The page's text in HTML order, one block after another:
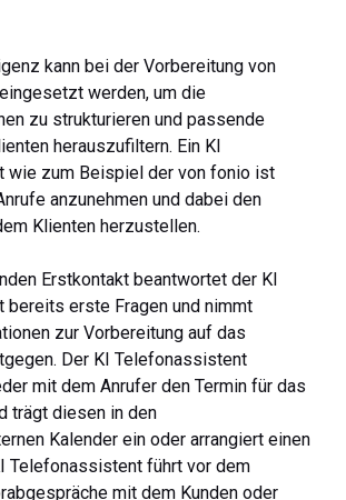
kann bei der Vorbereitung von
werden, um die
zu strukturieren und passende
herauszufiltern. Ein KI
wie zum Beispiel der von fonio ist
anzunehmen und dabei den
Klienten herzustellen.
Erstkontakt beantwortet der KI
erste Fragen und nimmt
zur Vorbereitung auf das
Der KI Telefonassistent
mit dem Anrufer den Termin für das
trägt diesen in den
Kalender ein oder arrangiert einen
Telefonassistent führt vor dem
mit dem Kunden oder